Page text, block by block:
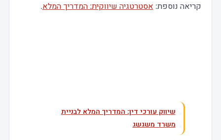
קריאה נוספת:אסטרטגיה שיווקית: המדריך המלא.
שיווק עורכי דין: המדריך המלא לבניית
משרד משגשג